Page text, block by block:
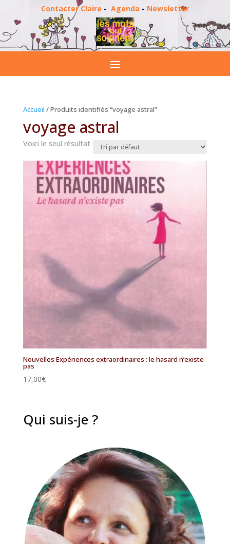
Contacter Claire - Agenda - Newsletter
Accueil / Produits identifiés “voyage astral”
voyage astral
Voici le seul résultat
Nouvelles Expériences extraordinaires : le hasard n’existe
pas
17,00€
Qui suis-je ?